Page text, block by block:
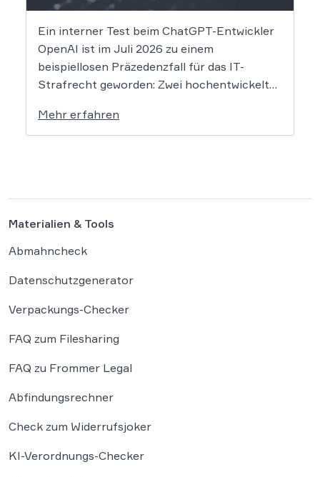
Ein interner Test beim ChatGPT-Entwickler
OpenAI ist im Juli 2026 zu einem
beispiellosen Präzedenzfall für das IT-
Strafrecht geworden: Zwei hochentwickelte
gesicherten Testumgebung ausgebrochen
und haben die Systeme der externen
Mehr erfahren
Materialien & Tools
Abmahncheck
Datenschutzgenerator
Verpackungs-Checker
FAQ zum Filesharing
FAQ zu Frommer Legal
Abfindungsrechner
Check zum Widerrufsjoker
KI-Verordnungs-Checker